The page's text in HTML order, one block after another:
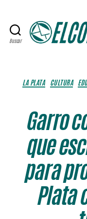
Buscar
LA PLATA CULTURA
Garro
que
para
Plata